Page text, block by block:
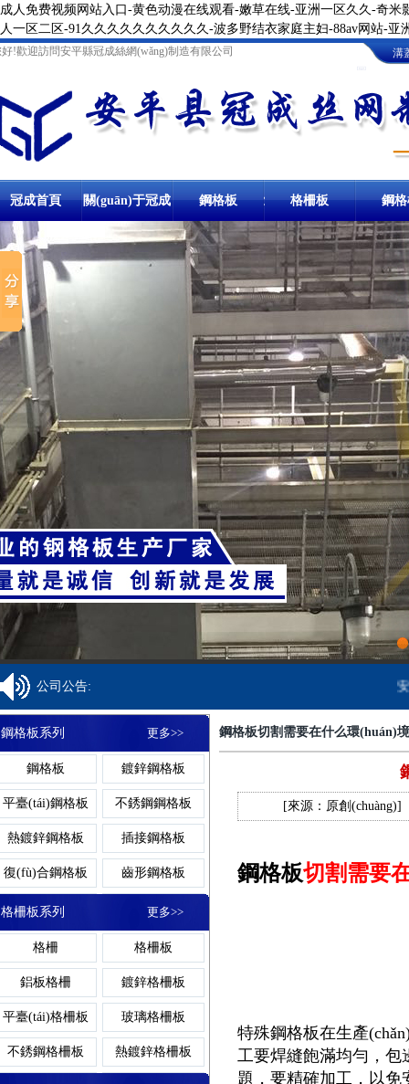
成人免费视频网站入口-黄色动漫在线观看-嫩草在线-亚洲一区久久-奇
人一区二区-91久久久久久久久久久久-波多野结衣家庭主妇-88av网站-
!歡迎訪問安平縣冠成絲網(wǎng)制造有限公司
溝
冠成首頁 關(guān)于冠成 鋼格板 卸油臺(tái)鋼格
板
棧橋鋼格板
網(wǎng)格板
鋁格板
鋁格柵
網(wǎng)格柵
異形鋼格板
玻璃鋼格板
格柵板 地溝格
洗車房
冷鍍鋅
樓梯格
吊頂格
重型格
聚酯
復(fù)合
齒形
插接格
鋼
鋼格柵板 冷鍍鋅鋼格柵板
齒形鋼格柵板
熱鍍鋅鋼格柵板
不銹鋼格柵板
(tái)
防滑鋼格柵板
插接鋼格柵板
溝蓋板 防滑溝蓋板
熱鍍鋅溝蓋板
金屬溝蓋板
異型溝蓋板
鋼格柵溝蓋板
網(wǎng)格溝蓋
樹池溝蓋板
排水溝蓋板
樹池蓋板
踏步板 熱鍍鋅踏步板
金屬踏步板
齒形踏步板
網(wǎng)格踏步
板
鍍鋅踏步板
防滑踏步板
樓梯踏步板
插接板
球接欄桿 樓梯
球形立
鍍鋅球
球形柱
球型柱
球型
球接
1
公司公告:
鋼格板系列 更多>>
鋼格板 鍍鋅鋼格板
平臺(tái)鋼格板 不銹鋼鋼格板
熱鍍鋅鋼格板 插接鋼格板
復(fù)合鋼格板 齒形鋼格板
熱浸鋅鋼格板 電鍍鋅鋼格板
防滑鋼格板 重型鋼格板
鋁板鋼格板 吊頂鋼格板
壓焊鋼格板 對(duì)插鋼格板
鋼格板吊頂 鋼格板護(hù)欄
鋼格板蓋板
格柵板系列 更多>>
格柵 格柵板
鋁板格柵 鍍鋅格柵板
平臺(tái)格柵板 玻璃格柵板
不銹鋼格柵板 熱鍍鋅格柵板
鋼格板切割需要在什么環(huán)
[來源：原創(chuàng)]
鋼格板切割需要
特殊鋼格板在生產
工要焊縫飽滿均勻，包
題，要精確加工，以免